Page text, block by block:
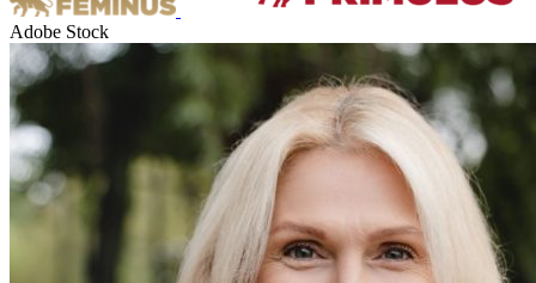
Adobe Stock